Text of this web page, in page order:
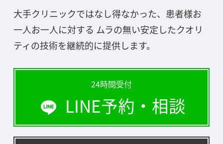
大手クリニックではなし得なかった、患者様お
一人お一人に対する ムラの無い安定したクオリ
ティの技術を継続的に提供します。
24時間受付
LINE予約・相談